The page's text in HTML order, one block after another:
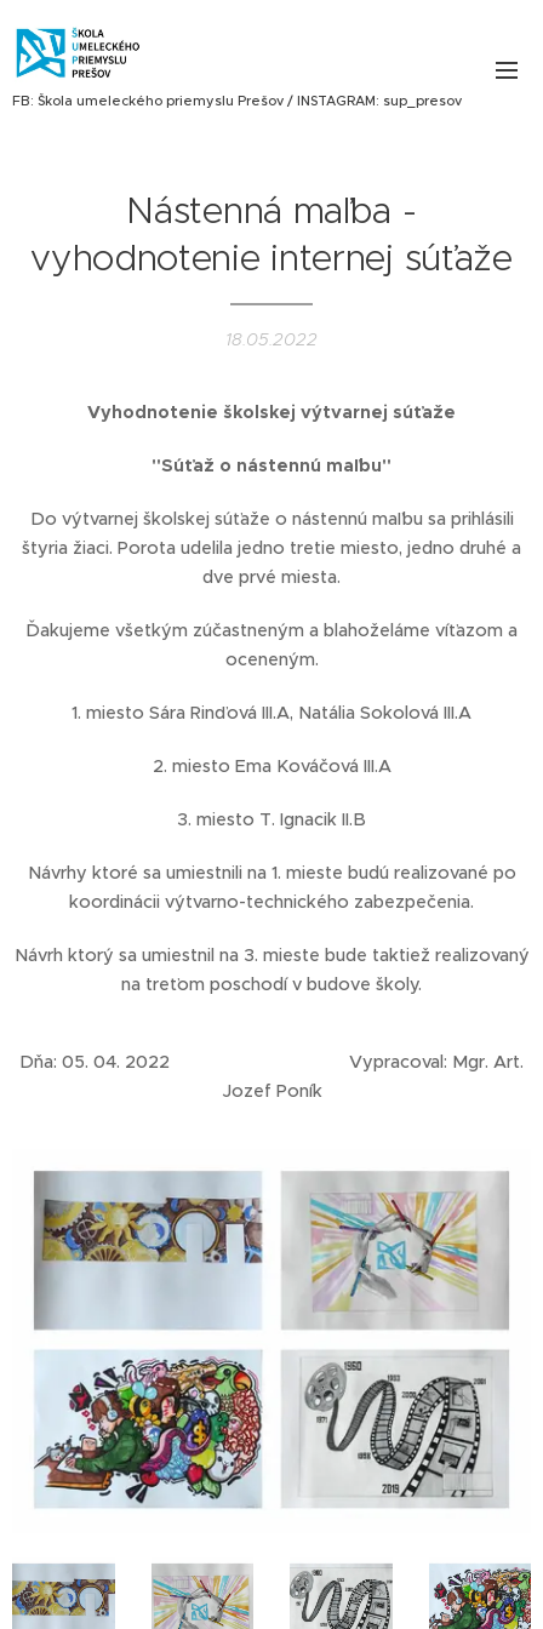
FB: Škola umeleckého priemyslu Prešov / INSTAGRAM: sup_presov
Nástenná maľba -
vyhodnotenie internej súťaže
18.05.2022
Vyhodnotenie školskej výtvarnej súťaže
"Súťaž o nástennú maľbu"
Do výtvarnej školskej súťaže o nástennú maľbu sa prihlásili
štyria žiaci. Porota udelila jedno tretie miesto, jedno druhé a
dve prvé miesta.
Ďakujeme všetkým zúčastneným a blahoželáme víťazom a
oceneným.
1. miesto Sára Rinďová III.A, Natália Sokolová III.A
2. miesto Ema Kováčová III.A
3. miesto T. Ignacik II.B
Návrhy ktoré sa umiestnili na 1. mieste budú realizované po
koordinácii výtvarno-technického zabezpečenia.
Návrh ktorý sa umiestnil na 3. mieste bude taktiež realizovaný
na treťom poschodí v budove školy.
Dňa: 05. 04. 2022 Vypracoval: Mgr. Art.
Jozef Poník